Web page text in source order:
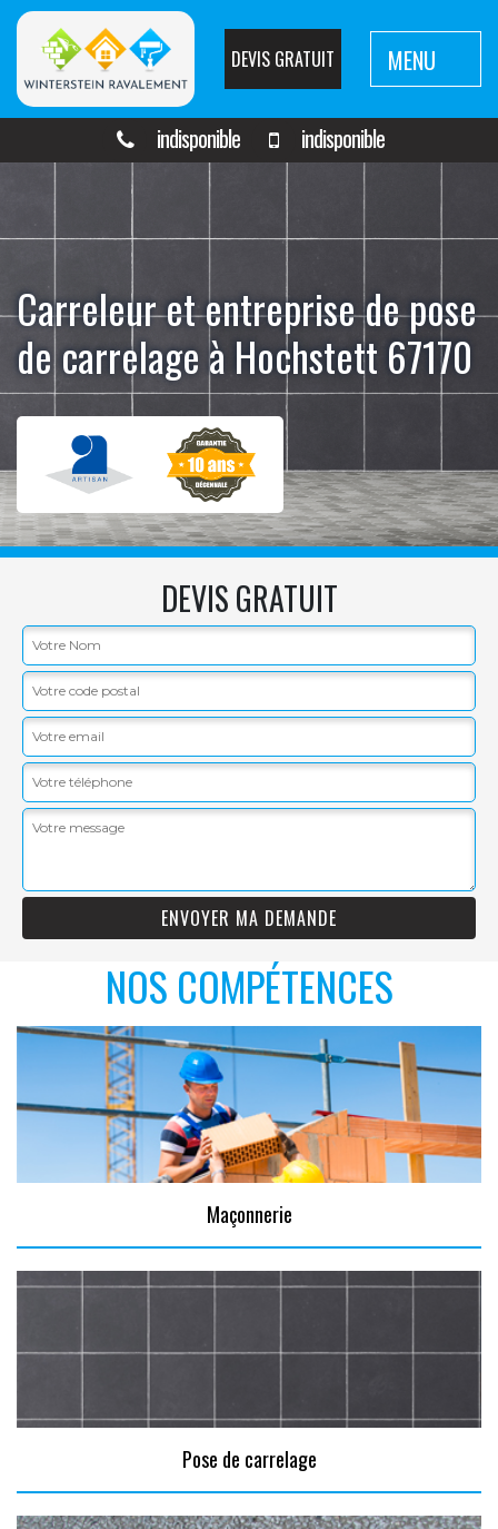
DEVIS GRATUIT MENU
indisponible indisponible
Carreleur et entreprise de pose
de carrelage à Hochstett 67170
DEVIS GRATUIT
NOS COMPÉTENCES
Maçonnerie
Pose de carrelage